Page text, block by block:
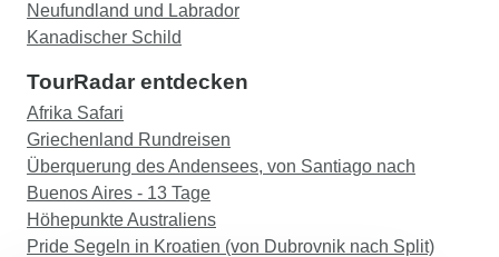
Neufundland und Labrador
Kanadischer Schild
TourRadar entdecken
Afrika Safari
Griechenland Rundreisen
Überquerung des Andensees, von Santiago nach
Buenos Aires - 13 Tage
Höhepunkte Australiens
Pride Segeln in Kroatien (von Dubrovnik nach Split)